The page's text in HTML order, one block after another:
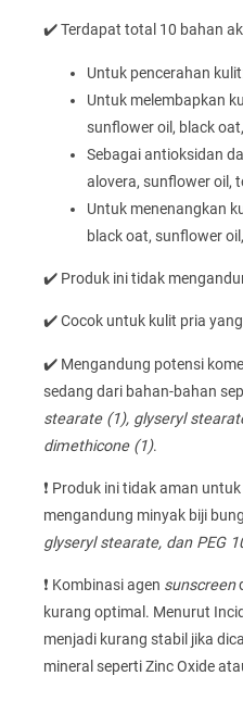
✔️ Terdapat total 10 bahan
Untuk pencerahan
Untuk melembapkan
sunflower oil, black
Sebagai antioksidan
alovera, sunflower oil,
Untuk menenangkan
black oat, sunflower
✔️ Produk ini tidak
✔️ Cocok untuk kulit pria
✔️ Mengandung potensi
sedang dari bahan-bahan
stearate (1), glyseryl
dimethicone (1).
❗ Produk ini tidak aman untuk
mengandung minyak biji
glyseryl stearate, dan PEG
❗ Kombinasi agen sunscreen
kurang optimal. Menurut
menjadi kurang stabil jika
mineral seperti Zinc Oxide